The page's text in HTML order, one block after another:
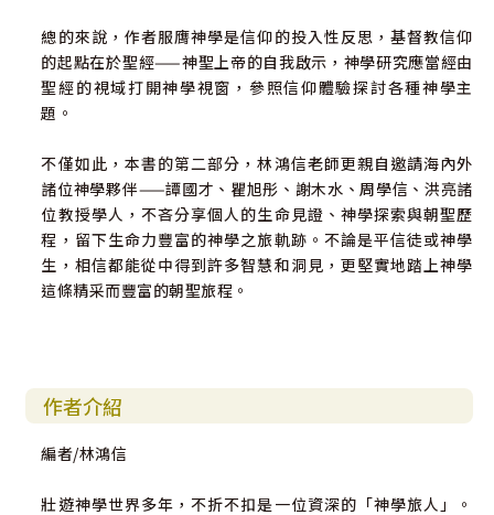
總的來說，作者服膺神學是信仰的投入性反思，基督教信仰
的起點在於聖經——神聖上帝的自我啟示，神學研究應當經由
聖經的視域打開神學視窗，參照信仰體驗探討各種神學主
題。
不僅如此，本書的第二部分，林鴻信老師更親自邀請海內外
諸位神學夥伴——譚國才、瞿旭彤、謝木水、周學信、洪亮諸
位教授學人，不吝分享個人的生命見證、神學探索與朝聖歷
程，留下生命力豐富的神學之旅軌跡。不論是平信徒或神學
生，相信都能從中得到許多智慧和洞見，更堅實地踏上神學
這條精采而豐富的朝聖旅程。
作者介紹
編者/林鴻信
壯遊神學世界多年，不折不扣是一位資深的「神學旅人」。